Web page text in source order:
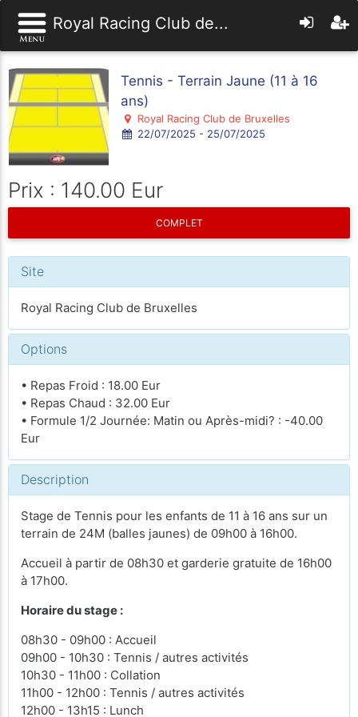
Royal Racing Club de...
Tennis - Terrain Jaune (11 à 16
ans)
Royal Racing Club de Bruxelles
22/07/2025 - 25/07/2025
Prix : 140.00 Eur
COMPLET
Site
Royal Racing Club de Bruxelles
Options
• Repas Froid : 18.00 Eur
• Repas Chaud : 32.00 Eur
• Formule 1/2 Journée: Matin ou Après-midi? : -40.00
Eur
Description
Stage de Tennis pour les enfants de 11 à 16 ans sur un
terrain de 24M (balles jaunes) de 09h00 à 16h00.
Accueil à partir de 08h30 et garderie gratuite de 16h00
à 17h00.
Horaire du stage :
08h30 - 09h00 : Accueil
09h00 - 10h30 : Tennis / autres activités
10h30 - 11h00 : Collation
11h00 - 12h00 : Tennis / autres activités
12h00 - 13h15 : Lunch